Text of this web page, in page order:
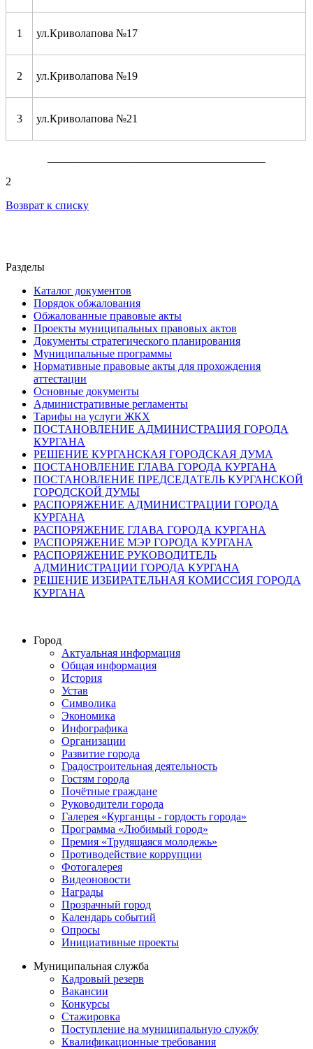
1 ул.Криволапова №17
2 ул.Криволапова №19
3 ул.Криволапова №21
2
Возврат к списку
Разделы
Каталог документов
Порядок обжалования
Обжалованные правовые акты
Проекты муниципальных правовых актов
Документы стратегического планирования
Муниципальные программы
Нормативные правовые акты для прохождения
аттестации
Основные документы
Административные регламенты
Тарифы на услуги ЖКХ
ПОСТАНОВЛЕНИЕ АДМИНИСТРАЦИЯ ГОРОДА
КУРГАНА
РЕШЕНИЕ КУРГАНСКАЯ ГОРОДСКАЯ ДУМА
ПОСТАНОВЛЕНИЕ ГЛАВА ГОРОДА КУРГАНА
ПОСТАНОВЛЕНИЕ ПРЕДСЕДАТЕЛЬ КУРГАНСКОЙ
ГОРОДСКОЙ ДУМЫ
РАСПОРЯЖЕНИЕ АДМИНИСТРАЦИИ ГОРОДА
КУРГАНА
РАСПОРЯЖЕНИЕ ГЛАВА ГОРОДА КУРГАНА
РАСПОРЯЖЕНИЕ МЭР ГОРОДА КУРГАНА
РАСПОРЯЖЕНИЕ РУКОВОДИТЕЛЬ
АДМИНИСТРАЦИИ ГОРОДА КУРГАНА
РЕШЕНИЕ ИЗБИРАТЕЛЬНАЯ КОМИССИЯ ГОРОДА
КУРГАНА
Город
Актуальная информация
Общая информация
История
Устав
Символика
Экономика
Инфографика
Организации
Развитие города
Градостроительная деятельность
Гостям города
Почётные граждане
Руководители города
Галерея «Курганцы - гордость города»
Программа «Любимый город»
Премия «Трудящаяся молодежь»
Противодействие коррупции
Фотогалерея
Видеоновости
Награды
Прозрачный город
Календарь событий
Опросы
Инициативные проекты
Муниципальная служба
Кадровый резерв
Вакансии
Конкурсы
Стажировка
Поступление на муниципальную службу
Квалификационные требования